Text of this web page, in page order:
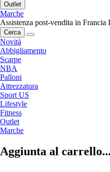
Outlet
Marche
Assistenza post-vendita in Francia
Cerca
Novità
Abbigliamento
Scarpe
NBA
Palloni
Attrezzatura
Sport US
Lifestyle
Fitness
Outlet
Marche
Aggiunta al carrello...